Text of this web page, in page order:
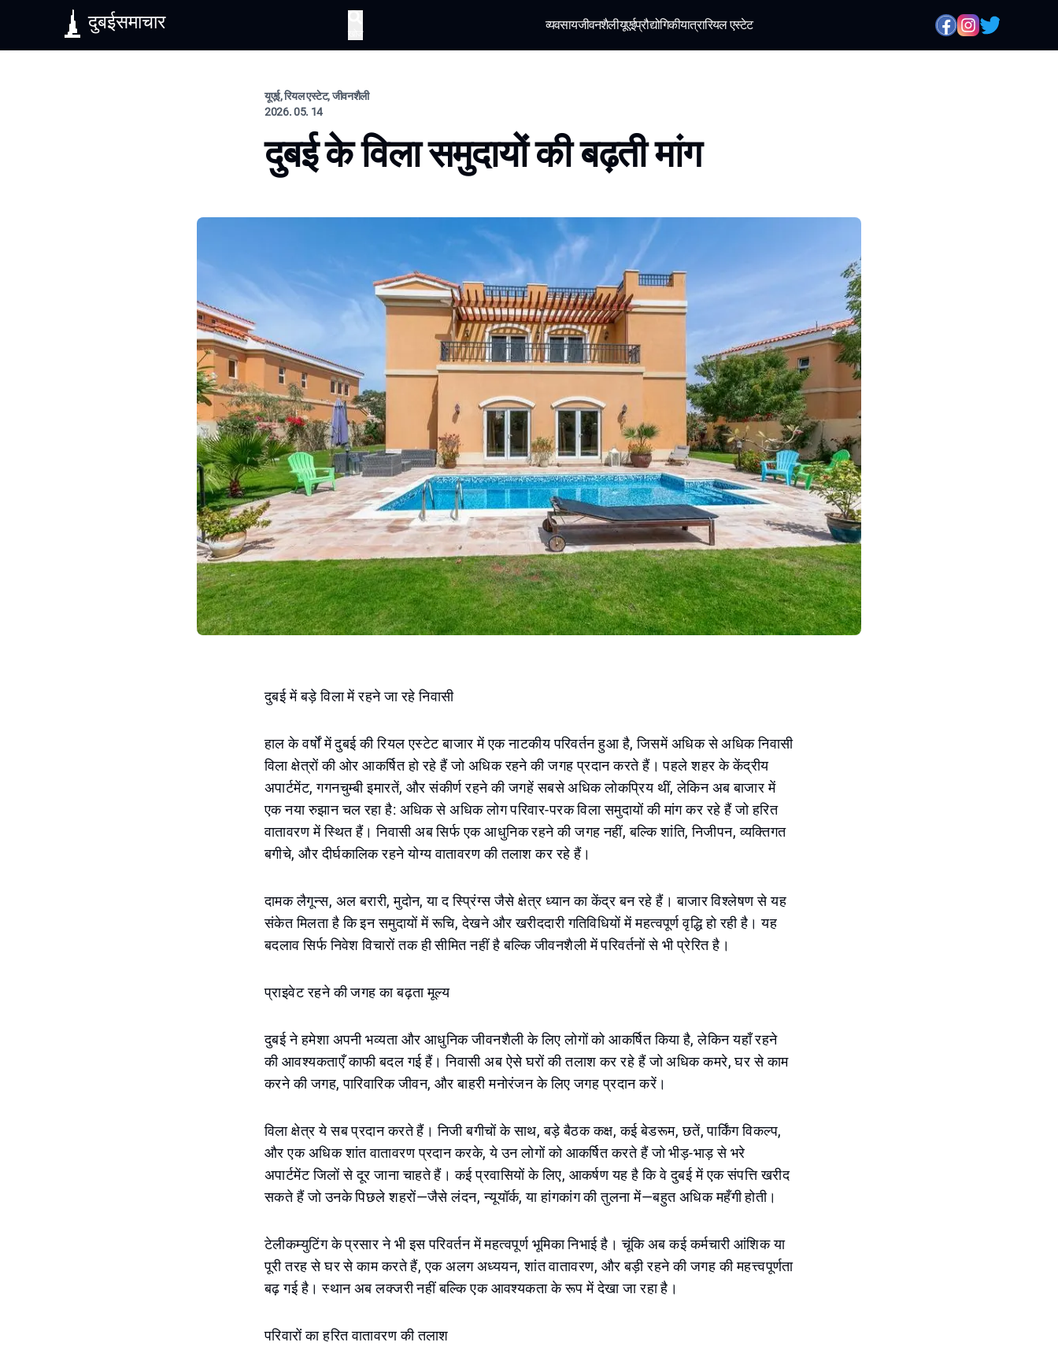
दुबईसमाचार व्यवसायजीवनशैलीयूएईप्रौद्योगिकीयात्रारियल एस्टेट
यूएई, रियल एस्टेट, जीवनशैली
2026. 05. 14
दुबई के विला समुदायों की बढ़ती मांग
दुबई में बड़े विला में रहने जा रहे निवासी
हाल के वर्षों में दुबई की रियल एस्टेट बाजार में एक नाटकीय परिवर्तन हुआ है, जिसमें अधिक से अधिक निवासी
विला क्षेत्रों की ओर आकर्षित हो रहे हैं जो अधिक रहने की जगह प्रदान करते हैं। पहले शहर के केंद्रीय
अपार्टमेंट, गगनचुम्बी इमारतें, और संकीर्ण रहने की जगहें सबसे अधिक लोकप्रिय थीं, लेकिन अब बाजार में
एक नया रुझान चल रहा है: अधिक से अधिक लोग परिवार-परक विला समुदायों की मांग कर रहे हैं जो हरित
वातावरण में स्थित हैं। निवासी अब सिर्फ एक आधुनिक रहने की जगह नहीं, बल्कि शांति, निजीपन, व्यक्तिगत
बगीचे, और दीर्घकालिक रहने योग्य वातावरण की तलाश कर रहे हैं।
दामक लैगून्स, अल बरारी, मुदोन, या द स्प्रिंग्स जैसे क्षेत्र ध्यान का केंद्र बन रहे हैं। बाजार विश्लेषण से यह
संकेत मिलता है कि इन समुदायों में रूचि, देखने और खरीददारी गतिविधियों में महत्वपूर्ण वृद्धि हो रही है। यह
बदलाव सिर्फ निवेश विचारों तक ही सीमित नहीं है बल्कि जीवनशैली में परिवर्तनों से भी प्रेरित है।
प्राइवेट रहने की जगह का बढ़ता मूल्य
दुबई ने हमेशा अपनी भव्यता और आधुनिक जीवनशैली के लिए लोगों को आकर्षित किया है, लेकिन यहाँ रहने
की आवश्यकताएँ काफी बदल गई हैं। निवासी अब ऐसे घरों की तलाश कर रहे हैं जो अधिक कमरे, घर से काम
करने की जगह, पारिवारिक जीवन, और बाहरी मनोरंजन के लिए जगह प्रदान करें।
विला क्षेत्र ये सब प्रदान करते हैं। निजी बगीचों के साथ, बड़े बैठक कक्ष, कई बेडरूम, छतें, पार्किंग विकल्प,
और एक अधिक शांत वातावरण प्रदान करके, ये उन लोगों को आकर्षित करते हैं जो भीड़-भाड़ से भरे
अपार्टमेंट जिलों से दूर जाना चाहते हैं। कई प्रवासियों के लिए, आकर्षण यह है कि वे दुबई में एक संपत्ति खरीद
सकते हैं जो उनके पिछले शहरों—जैसे लंदन, न्यूयॉर्क, या हांगकांग की तुलना में—बहुत अधिक महँगी होती।
टेलीकम्युटिंग के प्रसार ने भी इस परिवर्तन में महत्वपूर्ण भूमिका निभाई है। चूंकि अब कई कर्मचारी आंशिक या
पूरी तरह से घर से काम करते हैं, एक अलग अध्ययन, शांत वातावरण, और बड़ी रहने की जगह की महत्त्वपूर्णता
बढ़ गई है। स्थान अब लक्जरी नहीं बल्कि एक आवश्यकता के रूप में देखा जा रहा है।
परिवारों का हरित वातावरण की तलाश